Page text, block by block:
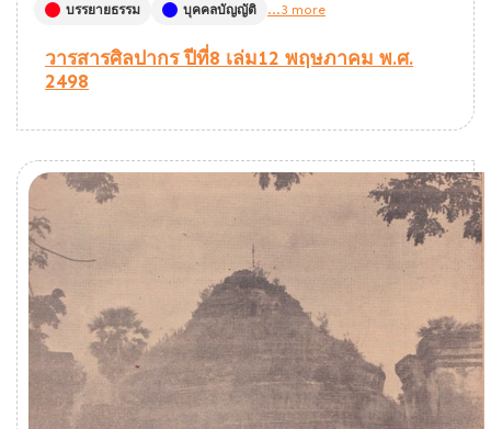
บรรยายธรรม บุคคลบัญญัติ ...3 more
วารสารศิลปากร ปีที่8 เล่ม12 พฤษภาคม พ.ศ.
2498